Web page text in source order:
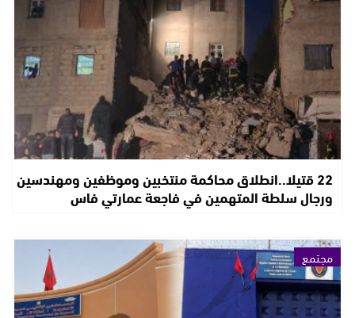
22 قتيلا..انطلاق محاكمة منتخبين وموظفين ومهندسين
ورجال سلطة المتهمين في فاجعة عمارتي فاس
مجتمع